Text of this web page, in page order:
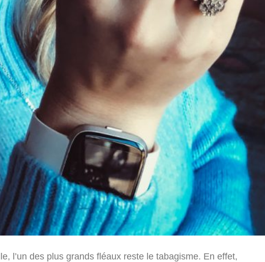
l’un des plus grands fléaux reste le tabagisme. En effet,